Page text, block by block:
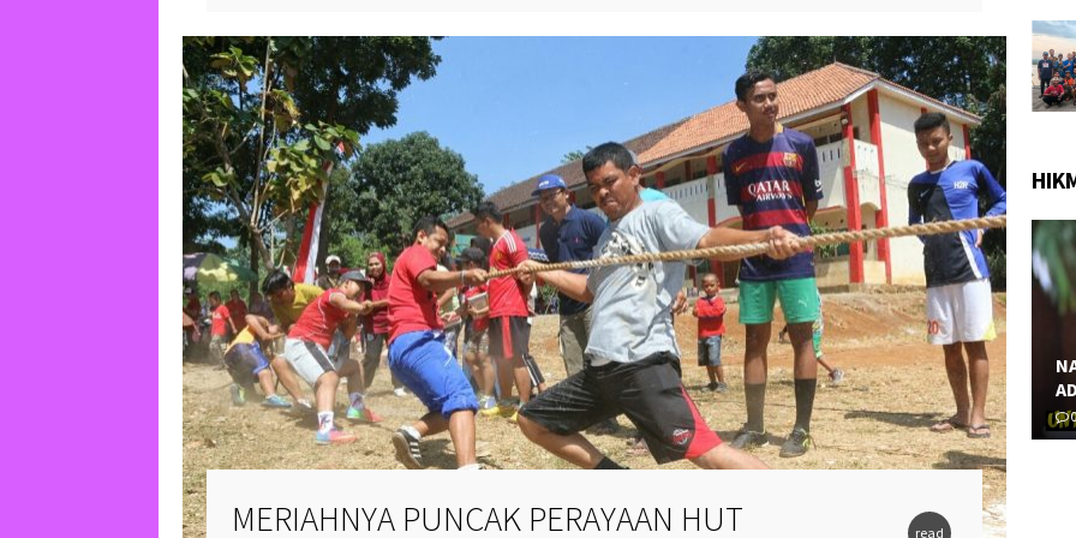
read
MERIAHNYA PUNCAK PERAYAAN HUT
LUCU DAN UNIKNYA GAMBAR
DUA KERA EKOR PANJANG YANG
SEDANG BERCENGKERAMA “
July 30, 2017 8.8K views 0
PROSTITUSI SEMAKIN PARAH,
MULAI TARIF MURAH 25.000,
HINGGA PSK BERJILBAB “
April 2, 2017 199 views 2
NASEHAT KH. MAIMUN ZUBAIR : SUAMI
ADALAH PERISAI API NERAKA “
0 456 views 0